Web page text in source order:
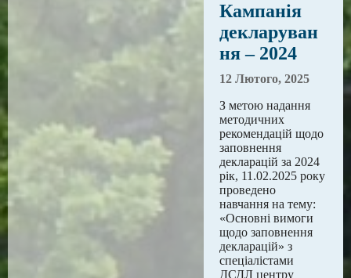
Кампанія
декларуван
ня – 2024
12 Лютого, 2025
З метою надання
методичних
рекомендацій щодо
заповнення
декларацій за 2024
рік, 11.02.2025 року
проведено
навчання на тему:
«Основні вимоги
щодо заповнення
декларацій» з
спеціалістами
ДСДЛ центру